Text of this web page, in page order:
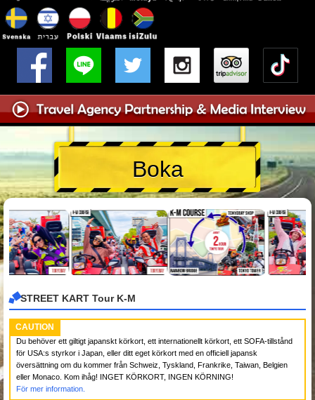
Boka
STREET KART Tour K-M
CAUTION
Du behöver ett giltigt japanskt körkort, ett internationellt körkort, ett SOFA-tillstånd
för USA:s styrkor i Japan, eller ditt eget körkort med en officiell japansk
översättning om du kommer från Schweiz, Tyskland, Frankrike, Taiwan, Belgien
eller Monaco. Kom ihåg! INGET KÖRKORT, INGEN KÖRNING!
För mer information.